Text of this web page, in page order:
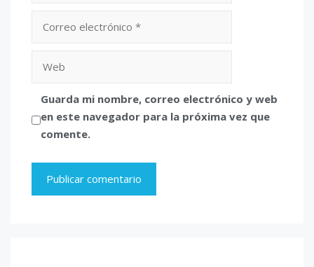
Guarda mi nombre, correo electrónico y web
en este navegador para la próxima vez que
comente.